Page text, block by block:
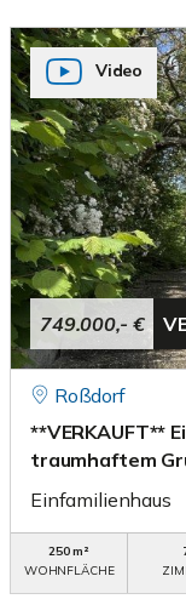
749.000,- €
Video
Roßdorf
**VERKAUFT**
traumhaftem
Einfamilienhaus
250 m²
WOHNFLÄCHE